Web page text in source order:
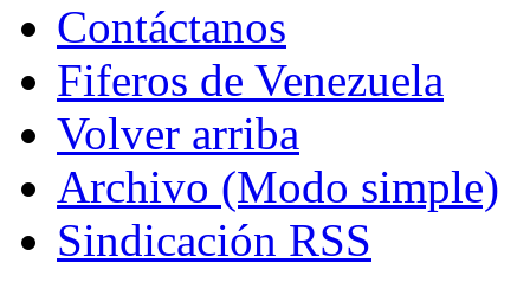
Contáctanos
Fiferos de Venezuela
Volver arriba
Archivo (Modo simple)
Sindicación RSS